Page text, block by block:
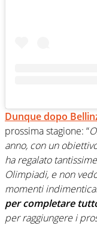
Dunque dopo
prossima stagione: “
anno, con un
ha regalato
Olimpiadi, e non
momenti
per completare
per raggiungere i